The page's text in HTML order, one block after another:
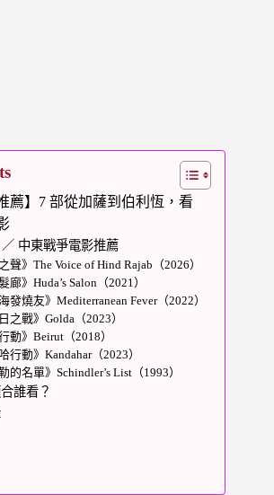
薦】7 部從加薩到伯利恆，看
中東戰爭電影推薦
聲》The Voice of Hind Rajab（2026）
廊》Huda’s Salon（2021）
發燒友》Mediterranean Fever（2022）
之戰》Golda（2023）
動》Beirut（2018）
行動》Kandahar（2023）
的名單》Schindler’s List（1993）
誰看？